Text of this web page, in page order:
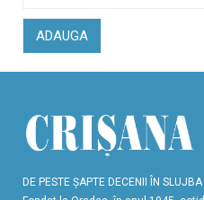
ADAUGA
DE PESTE ŞAPTE DECENII ÎN SLUJBA